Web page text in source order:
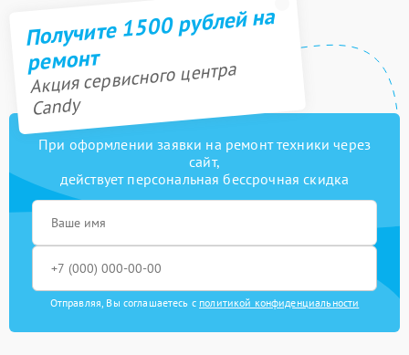
Получите 1500 рублей на
ремонт
Акция сервисного центра
Candy
При оформлении заявки на ремонт техники через
сайт,
действует персональная бессрочная скидка
Отправляя, Вы соглашаетесь с политикой конфиденциальности